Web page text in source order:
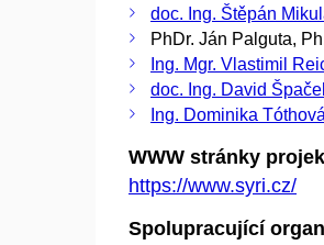
doc. Ing. Štěpán
PhDr. Ján Palguta,
Ing. Mgr. Vlastimil
doc. Ing. David
Ing. Dominika
WWW stránky
https://www.syri.cz/
Spolupracující